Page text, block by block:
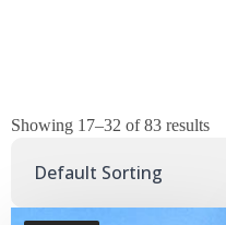
Showing 17–32 of 83 results